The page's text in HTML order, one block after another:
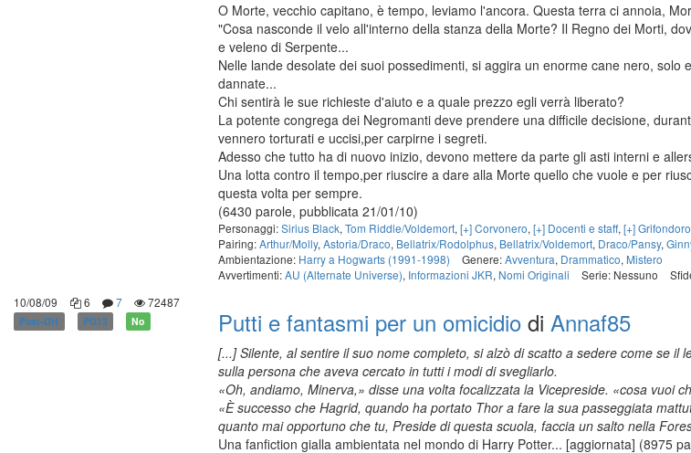
O Morte, vecchio capitano, è tempo, leviamo l'ancora. Questa terra ci annoia,
"Cosa nasconde il velo all'interno della stanza della Morte? Il Regno dei Morti,
e veleno di Serpente...
Nelle lande desolate dei suoi possedimenti, si aggira un enorme cane nero,
dannate...
Chi sentirà le sue richieste d'aiuto e a quale prezzo egli verrà liberato?
La potente congrega dei Negromanti deve prendere una difficile decisione,
vennero torturati e uccisi,per carpirne i segreti.
Adesso che tutto ha di nuovo inizio, devono mettere da parte gli asti interni e
Una lotta contro il tempo,per riuscire a dare alla Morte quello che vuole e per
questa volta per sempre.
(6430 parole, pubblicata 21/01/10)
Personaggi:Sirius Black, Tom Riddle/Voldemort, [+] Corvonero, [+] Docenti e staff, [+] Grifondoro
Pairing:Arthur/Molly, Astoria/Draco, Bellatrix/Rodolphus, Bellatrix/Voldemort, Draco/Pansy,
Ambientazione: Harry a Hogwarts (1991-1998) Genere:Avventura, Drammatico, Mistero
Avvertimenti:AU (Alternate Universe), Informazioni JKR, Nomi Originali Serie: Nessuno
10/08/09
6 7 72487
Post-DH PG13 No Putti e fantasmi per un omicidio di Annaf85
[...] Silente, al sentire il suo nome completo, si alzò di scatto a sedere come se il
sulla persona che aveva cercato in tutti i modi di svegliarlo.
«Oh, andiamo, Minerva,» disse una volta focalizzata la Vicepreside. «cosa vuoi
«È successo che Hagrid, quando ha portato Thor a fare la sua passeggiata
quanto mai opportuno che tu, Preside di questa scuola, faccia un salto nella
Una fanfiction gialla ambientata nel mondo di Harry Potter... [aggiornata] (8975